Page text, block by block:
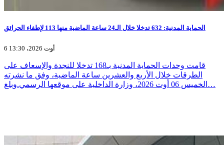
الحماية المدنية: 632 تدخلا خلال الـ24 ساعة الماضية منها 113 لإطفاء الحرائق
6 أوت 2026، 13:30
قامت وحدات الحماية المدنية بـ168 تدخلا للنجدة والإسعاف على
الطرقات خلال الأربع والعشرين ساعة الماضية، وفق ما نشرته
الخميس 06 أوت 2026، وزارة الداخلية على موقعها الرسمي.وبلغ…